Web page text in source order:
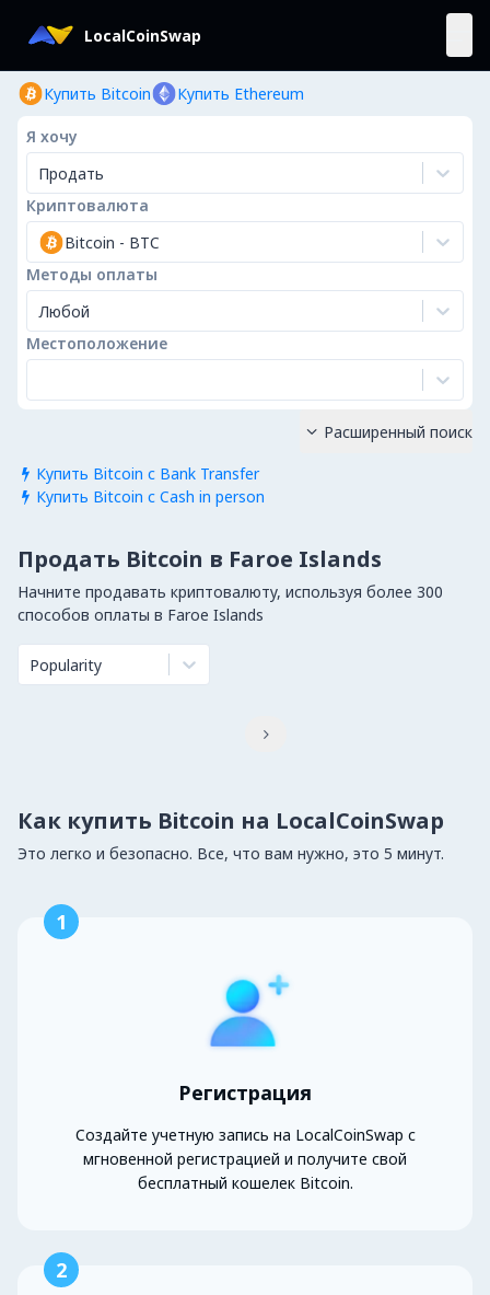
LocalCoinSwap
Купить Bitcoin Купить Ethereum
Я хочу
Продать
Криптовалюта
Bitcoin - BTC
Методы оплаты
Любой
Местоположение
 Купить Bitcoin с Bank Transfer
 Купить Bitcoin с Cash in person
 Расширенный поиск
Продать Bitcoin в Faroe Islands
Начните продавать криптовалюту, используя более 300
способов оплаты в Faroe Islands
Popularity

Как купить Bitcoin на LocalCoinSwap
Это легко и безопасно. Все, что вам нужно, это 5 минут.
1
Регистрация
Создайте учетную запись на LocalCoinSwap с
мгновенной регистрацией и получите свой
бесплатный кошелек Bitcoin.
2